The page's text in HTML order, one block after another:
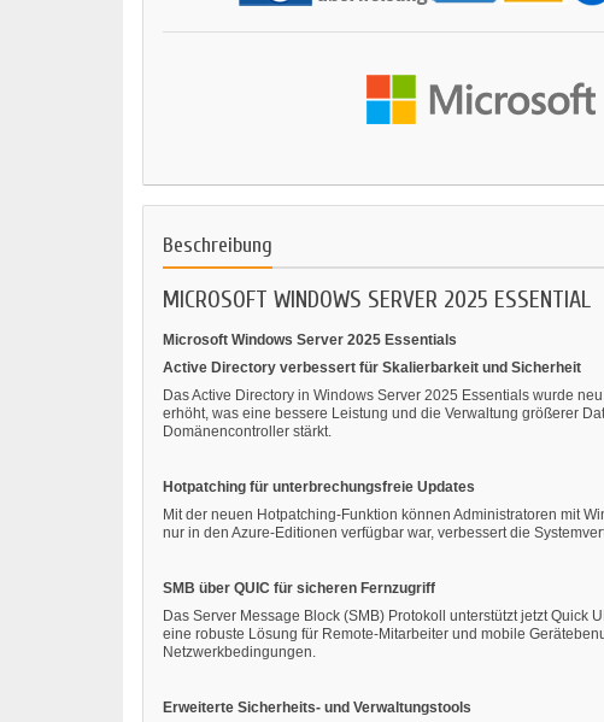
Beschreibung
MICROSOFT WINDOWS SERVER 2025 ESSENTIAL
Microsoft Windows Server 2025 Essentials
Active Directory verbessert für Skalierbarkeit und Sicherheit
Das Active Directory in Windows Server 2025 Essentials wurde
erhöht, was eine bessere Leistung und die Verwaltung größerer
Domänencontroller stärkt.
Hotpatching für unterbrechungsfreie Updates
Mit der neuen Hotpatching-Funktion können Administratoren mit
nur in den Azure-Editionen verfügbar war, verbessert die
SMB über QUIC für sicheren Fernzugriff
Das Server Message Block (SMB) Protokoll unterstützt jetzt
eine robuste Lösung für Remote-Mitarbeiter und mobile
Netzwerkbedingungen.
Erweiterte Sicherheits- und Verwaltungstools